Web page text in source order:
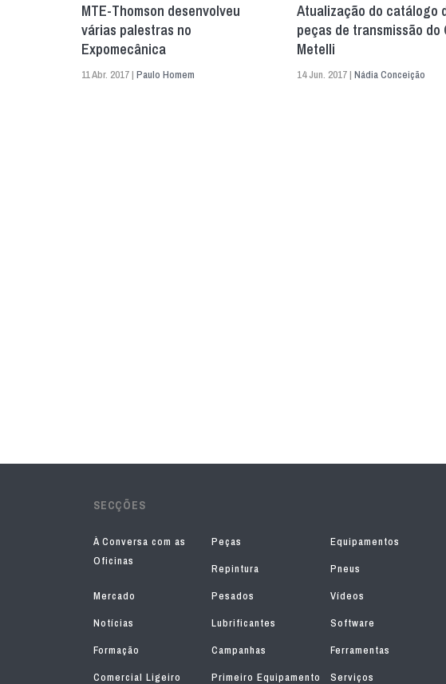
MTE-Thomson desenvolveu
várias palestras no
Expomecânica
11 Abr. 2017 | Paulo Homem
Atualização do catálogo
peças de transmissão do
Metelli
14 Jun. 2017 | Nádia Conceição
SECÇÕES
À Conversa com as
Oficinas
Peças
Equipamentos
Repintura
Pneus
Mercado
Pesados
Vídeos
Notícias
Lubrificantes
Software
Formação
Campanhas
Ferramentas
Comercial Ligeiro
Primeiro Equipamento Serviços